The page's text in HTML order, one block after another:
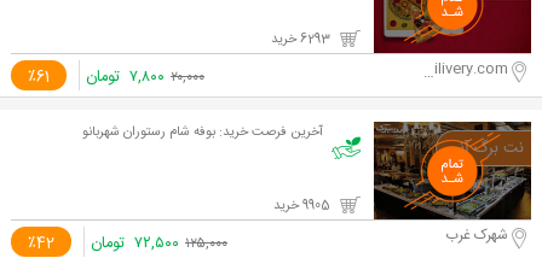
٪61 chilivery.com ۲۰,۰۰۰ ۷,۸۰۰ تومان
آخرین فرصت خرید: بوفه شام رستوران شهربانو
٪42 شهرک غرب ۱۲۵,۰۰۰ ۷۲,۵۰۰ تومان